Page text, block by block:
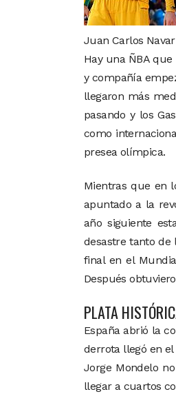
Juan Carlos
Hay una ÑBA
y compañía
llegaron más
pasando y los
como
presea olímpica.
Mientras que en
apuntado a la
año siguiente
desastre tanto de
final en el
Después
PLATA
España abrió la
derrota llegó en
Jorge Mondelo
llegar a cuartos